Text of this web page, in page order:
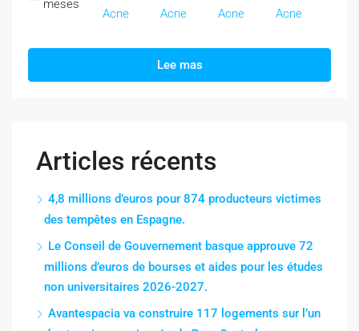
meses
Acne
Acne
Acne
Acne
Lee mas
Articles récents
4,8 millions d’euros pour 874 producteurs victimes
des tempêtes en Espagne.
Le Conseil de Gouvernement basque approuve 72
millions d’euros de bourses et aides pour les études
non universitaires 2026-2027.
Avantespacia va construire 117 logements sur l’un